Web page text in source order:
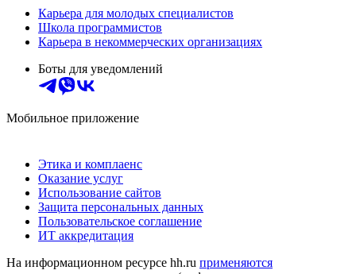
Карьера для молодых специалистов
Школа программистов
Карьера в некоммерческих организациях
Боты для уведомлений
Мобильное приложение
Этика и комплаенс
Оказание услуг
Использование сайтов
Защита персональных данных
Пользовательское соглашение
ИТ аккредитация
На информационном ресурсе hh.ru применяются